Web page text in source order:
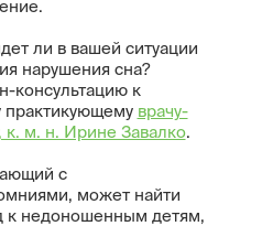
ли в вашей ситуации
нарушения сна?
консультацию к
практикующему врачу-
к. м. н. Ирине Завалко.
с
может найти
к недоношенным детям,